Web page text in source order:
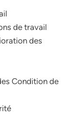
de travail
des
Condition de